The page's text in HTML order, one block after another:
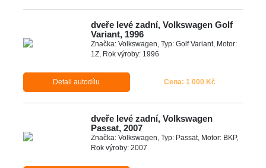
dveře levé zadní, Volkswagen Golf
Variant, 1996
Značka: Volkswagen, Typ: Golf Variant, Motor:
1Z, Rok výroby: 1996
Detail autodílu Cena: 1 000 Kč
dveře levé zadní, Volkswagen
Passat, 2007
Značka: Volkswagen, Typ: Passat, Motor: BKP,
Rok výroby: 2007